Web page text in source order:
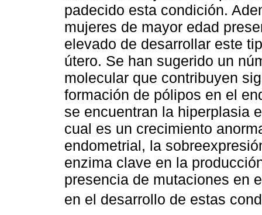
padecido esta condición.
mujeres de mayor edad
elevado de desarrollar este
útero. Se han sugerido un
molecular que contribuyen
formación de pólipos en el
se encuentran la hiperplasia
cual es un crecimiento
endometrial, la
enzima clave en la
presencia de mutaciones en
en el desarrollo de estas